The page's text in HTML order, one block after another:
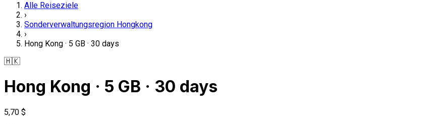
Alle Reiseziele
›
Sonderverwaltungsregion Hongkong
›
Hong Kong · 5 GB · 30 days
🇭🇰
Hong Kong · 5 GB · 30 days
5,70 $